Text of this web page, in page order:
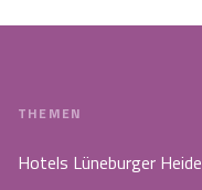
THEMEN
Hotels Lüneburger Heide